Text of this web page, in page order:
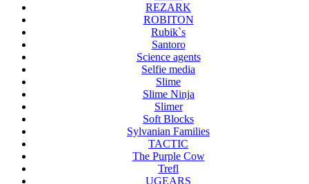
REZARK
ROBITON
Rubik`s
Santoro
Science agents
Selfie media
Slime
Slime Ninja
Slimer
Soft Blocks
Sylvanian Families
TACTIC
The Purple Cow
Trefl
UGEARS